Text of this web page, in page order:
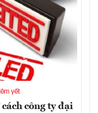
yết
công ty đại